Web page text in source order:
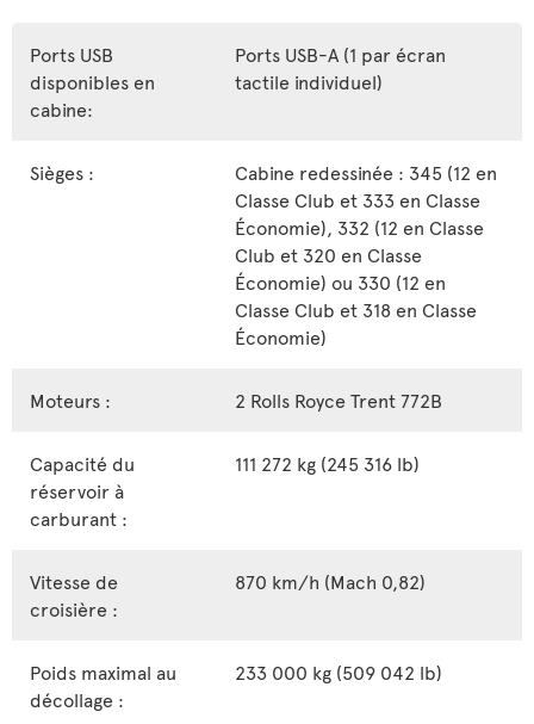
Ports USB
disponibles en
cabine:
Ports USB-A (1 par écran
tactile individuel)
Sièges :
Cabine redessinée : 345 (12 en
Classe Club et 333 en Classe
Économie), 332 (12 en Classe
Club et 320 en Classe
Économie) ou 330 (12 en
Classe Club et 318 en Classe
Économie)
Moteurs : 2 Rolls Royce Trent 772B
Capacité du
réservoir à
carburant :
111 272 kg (245 316 lb)
Vitesse de
croisière :
870 km/h (Mach 0,82)
Poids maximal au
décollage :
233 000 kg (509 042 lb)